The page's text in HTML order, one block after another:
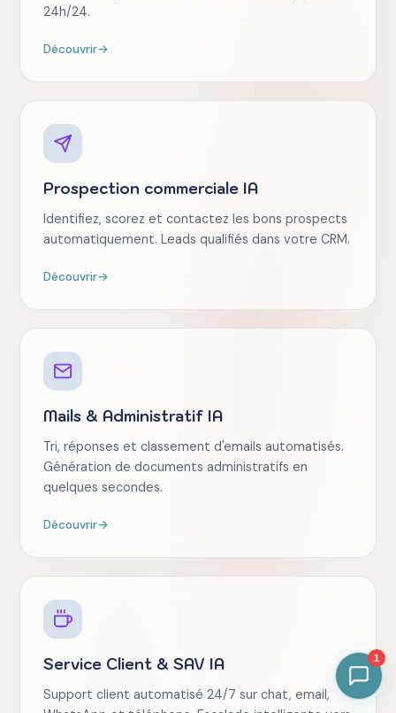
24h/24.
Découvrir→
Prospection commerciale IA
Identifiez, scorez et contactez les bons prospects
automatiquement. Leads qualifiés dans votre CRM.
Découvrir→
Mails & Administratif IA
Tri, réponses et classement d'emails automatisés.
Génération de documents administratifs en
quelques secondes.
Découvrir→
Service Client & SAV IA
Support client automatisé 24/7 sur chat, email,
1